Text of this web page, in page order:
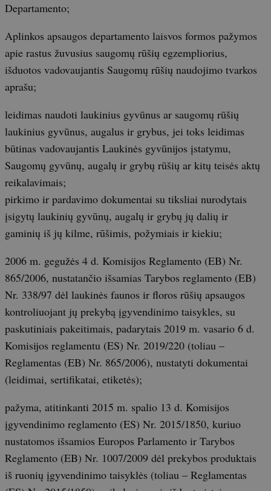
Departamento;
Aplinkos apsaugos departamento laisvos formos pažymos
apie rastus žuvusius saugomų rūšių egzempliorius,
išduotos vadovaujantis Saugomų rūšių naudojimo tvarkos
aprašu;
leidimas naudoti laukinius gyvūnus ar saugomų rūšių
laukinius gyvūnus, augalus ir grybus, jei toks leidimas
būtinas vadovaujantis Laukinės gyvūnijos įstatymu,
Saugomų gyvūnų, augalų ir grybų rūšių ar kitų teisės aktų
reikalavimais;
pirkimo ir pardavimo dokumentai su tiksliai nurodytais
įsigytų laukinių gyvūnų, augalų ir grybų jų dalių ir
gaminių iš jų kilme, rūšimis, požymiais ir kiekiu;
2006 m. gegužės 4 d. Komisijos Reglamento (EB) Nr.
865/2006, nustatančio išsamias Tarybos reglamento (EB)
Nr. 338/97 dėl laukinės faunos ir floros rūšių apsaugos
kontroliuojant jų prekybą įgyvendinimo taisykles, su
paskutiniais pakeitimais, padarytais 2019 m. vasario 6 d.
Komisijos reglamentu (ES) Nr. 2019/220 (toliau –
Reglamentas (EB) Nr. 865/2006), nustatyti dokumentai
(leidimai, sertifikatai, etiketės);
pažyma, atitinkanti 2015 m. spalio 13 d. Komisijos
įgyvendinimo reglamento (ES) Nr. 2015/1850, kuriuo
nustatomos išsamios Europos Parlamento ir Tarybos
Reglamento (EB) Nr. 1007/2009 dėl prekybos produktais
iš ruonių įgyvendinimo taisyklės (toliau – Reglamentas